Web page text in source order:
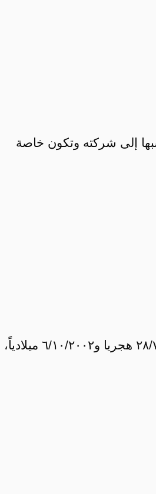
إلى شركته وتكون خاصة
الخاصة بموضوع حماية العلامة التجارية في السعودية، بقرار من وزير التجارة رقم ١٧٢٣ في تاريخ ٢٨/٧/١٤٢٣ هجريا و٦/١٠/٢٠٠٢ ميلادياً،